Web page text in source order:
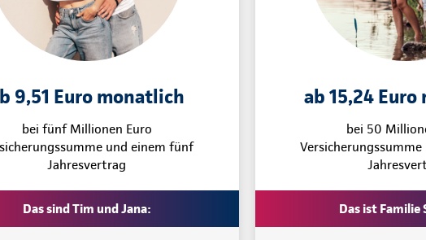
9,51 Euro monatlich
bei fünf Millionen Euro
und einem fünf
Jahresvertrag
Das sind Tim und Jana:
ab 15,24
bei 50
Das ist Familie